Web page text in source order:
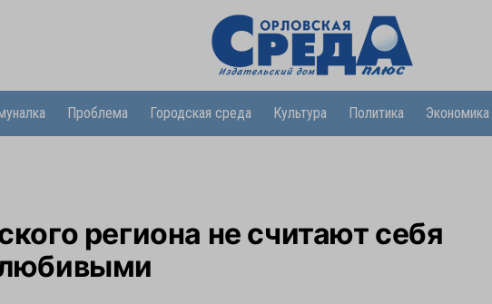
Проблема Городская среда Культура Политика Экономика
региона не считают себя